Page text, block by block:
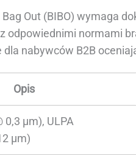
Out (BIBO) wymaga
odpowiednimi normami
nabywców B2B
Opis
0,3 μm), ULPA
μm)